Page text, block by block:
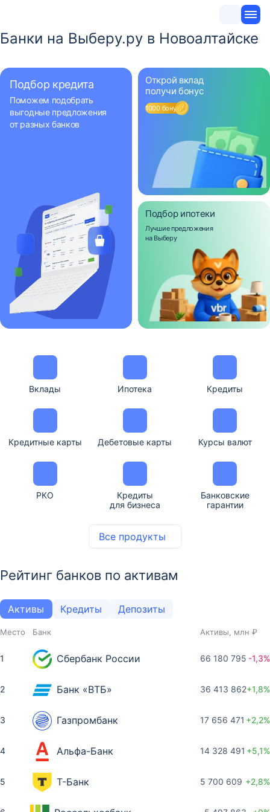
Банки на Выберу.ру в Новоалтайске
Подбор кредита
Поможем подобрать
выгодные предложения
от разных банков
Открой вклад
получи бонус
1000 бонусов
Подбор ипотеки
Лучшие предложения
на Выберу
Все продукты
Вклады Ипотека Кредиты
Кредитные карты Дебетовые карты Курсы валют
РКО
Кредиты
для бизнеса
Банковские
гарантии
Рейтинг банков по активам
Активы Кредиты Депозиты
Место Банк Активы, млн ₽
1 Сбербанк России 66 180 795 -1,3%
2 Банк «ВТБ» 36 413 862+1,8%
3 Газпромбанк 17 656 471 +2,2%
4 Альфа-Банк 14 328 491 +5,1%
5 Т-Банк 5 700 609 +2,8%